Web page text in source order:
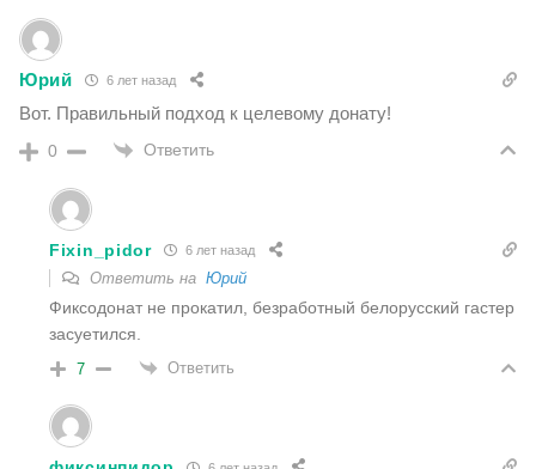
Юрий 6 лет назад
Вот. Правильный подход к целевому донату!
0 Ответить
Fixin_pidor 6 лет назад
Ответить на Юрий
Фиксодонат не прокатил, безработный белорусский гастер
засуетился.
7 Ответить